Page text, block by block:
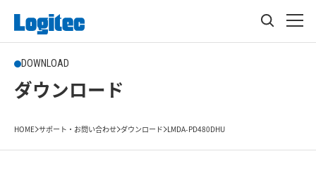
DOWNLOAD
ダウンロード
HOME サポート・お問い合わせ ダウンロード LMDA-PD480DHU